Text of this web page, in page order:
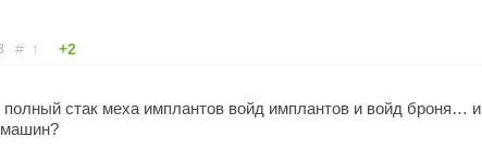
# ↑ +2
стак меха имплантов войд имплантов и войд броня… и